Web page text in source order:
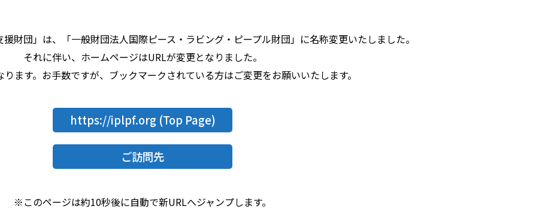
財団」は、「一般財団法人国際ピース・ラビング・ピープル財団」に名称変更いたしました。
それに伴い、ホームページはURLが変更となりました。
ます。お手数ですが、ブックマークされている方はご変更をお願いいたします。
https://iplpf.org (Top Page)
ご訪問先
※このページは約10秒後に自動で新URLへジャンプします。